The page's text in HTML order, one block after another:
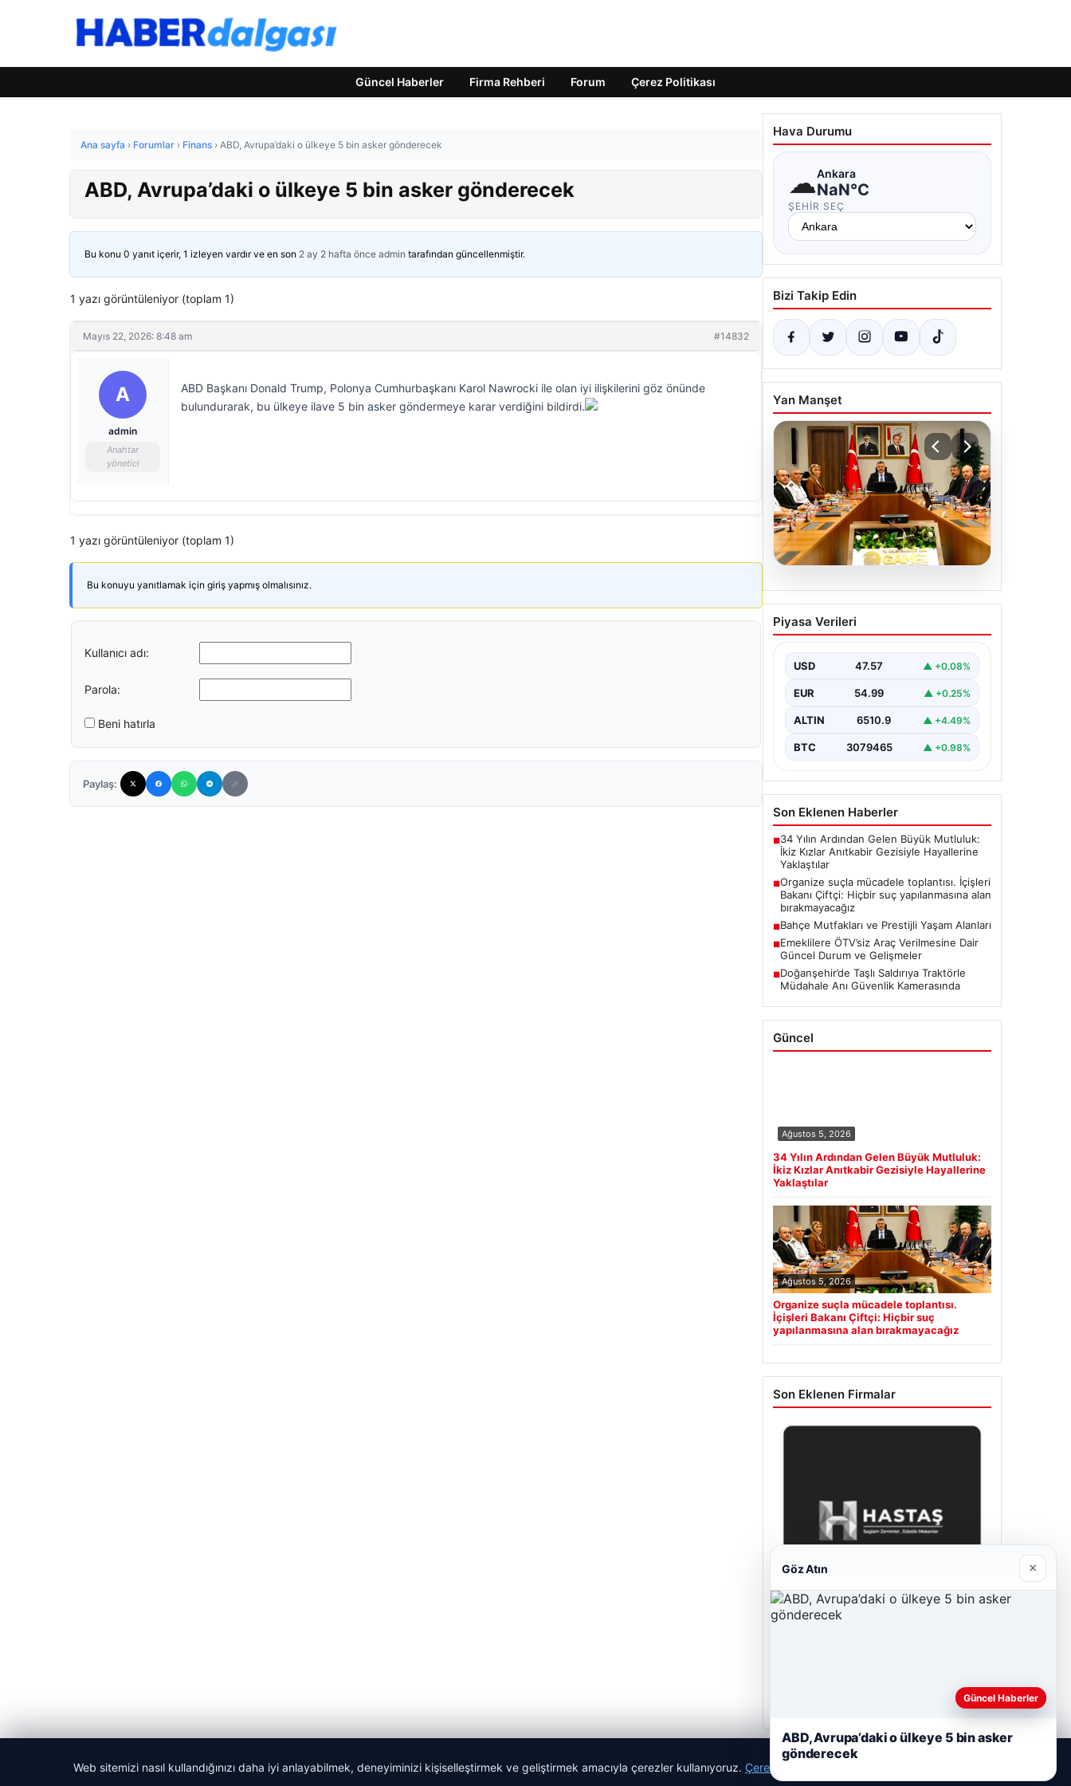
Güncel Haberler Firma Rehberi Forum Çerez Politikası
Ana sayfa › Forumlar › Finans › ABD, Avrupa’daki o ülkeye 5 bin asker gönderecek
ABD, Avrupa’daki o ülkeye 5 bin asker gönderecek
Bu konu 0 yanıt içerir, 1 izleyen vardır ve en son 2 ay 2 hafta önce admin tarafından güncellenmiştir.
1 yazı görüntüleniyor (toplam 1)
Mayıs 22, 2026: 8:48 am #14832
A
admin
Anahtar
yönetici
ABD Başkanı Donald Trump, Polonya Cumhurbaşkanı Karol Nawrocki ile olan iyi ilişkilerini göz önünde
bulundurarak, bu ülkeye ilave 5 bin asker göndermeye karar verdiğini bildirdi.
1 yazı görüntüleniyor (toplam 1)
Bu konuyu yanıtlamak için giriş yapmış olmalısınız.
Kullanıcı adı:
Parola:
Beni hatırla
Paylaş:
Hava Durumu
☁Ankara
NaN°C
ŞEHIR SEÇ
Bizi Takip Edin
Yan Manşet
05.08.2026
Organize suçla mücadele
toplantısı. İçişleri Bakanı
yapılanmasına alan
bırakmayacağız
Piyasa Verileri
USD 47.57 ▲ +0.08%
EUR 54.99 ▲ +0.25%
ALTIN 6510.9 ▲ +4.49%
BTC 3079465 ▲ +0.98%
Son Eklenen Haberler
■34 Yılın Ardından Gelen Büyük Mutluluk:
İkiz Kızlar Anıtkabir Gezisiyle Hayallerine
Yaklaştılar
■Organize suçla mücadele toplantısı. İçişleri
Bakanı Çiftçi: Hiçbir suç yapılanmasına alan
bırakmayacağız
■Bahçe Mutfakları ve Prestijli Yaşam Alanları
■Emeklilere ÖTV’siz Araç Verilmesine Dair
Güncel Durum ve Gelişmeler
■Doğanşehir’de Taşlı Saldırıya Traktörle
Müdahale Anı Güvenlik Kamerasında
Güncel
Ağustos 5, 2026
34 Yılın Ardından Gelen Büyük Mutluluk:
İkiz Kızlar Anıtkabir Gezisiyle Hayallerine
Yaklaştılar
Ağustos 5, 2026
Organize suçla mücadele toplantısı.
İçişleri Bakanı Çiftçi: Hiçbir suç
yapılanmasına alan bırakmayacağız
Son Eklenen Firmalar
Web sitemizi nasıl kullandığınızı daha iyi anlayabilmek, deneyiminizi kişiselleştirmek ve geliştirmek amacıyla çerezler kullanıyoruz. Çerez Politikamız
Göz Atın ×
Güncel Haberler
ABD, Avrupa’daki o ülkeye 5 bin asker
gönderecek